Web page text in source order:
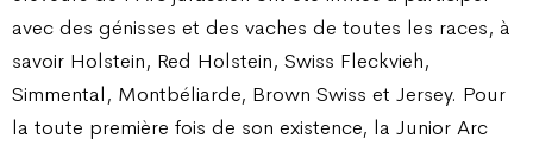
avec des génisses et des vaches de toutes les races, à
savoir Holstein, Red Holstein, Swiss Fleckvieh,
Simmental, Montbéliarde, Brown Swiss et Jersey. Pour
la toute première fois de son existence, la Junior Arc